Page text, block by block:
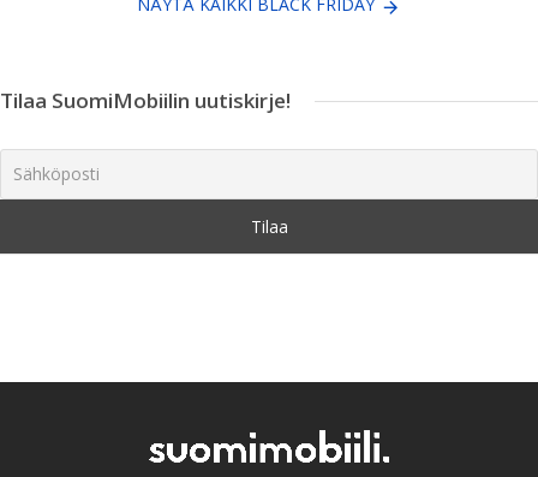
NÄYTÄ KAIKKI BLACK FRIDAY
Tilaa SuomiMobiilin uutiskirje!